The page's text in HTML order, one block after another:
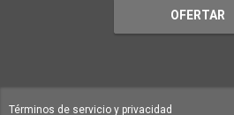
OFERTAR
Términos de servicio y privacidad